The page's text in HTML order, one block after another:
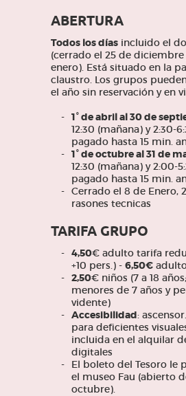
ABERTURA
Todos los días incluido el
(cerrado el 25 de diciembre
enero). Está situado en la
claustro. Los grupos
el año sin reservación y en
1° de abril al 30 de
12:30 (mañana) y 2:30-
pagado hasta 15 min.
1° de octubre al 31 de
12:30 (mañana) y 2:00-
pagado hasta 15 min.
Cerrado el 8 de Enero,
rasones tecnicas
TARIFA GRUPO
4,50€ adulto tarifa
+10 pers.) - 6,50€
2,50€ niños (7 a 18
menores de 7 años y
vidente)
Accesibilidad:
para deficientes
incluida en el alquilar
digitales
El boleto del Tesoro le
el museo Fau (abierto
octubre).